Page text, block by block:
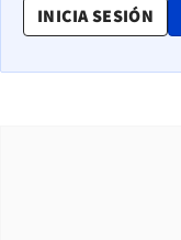
INICIA SESIÓN